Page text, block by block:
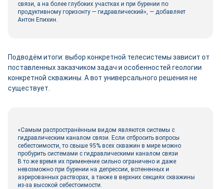
связи, а на более глубоких участках и при бурении по
продуктивному горизонту — гидравлический», — добавляет
Антон Епихин.
Подводём итоги: выбор конкретной телесистемы зависит от
поставленных заказчиком задач и особенностей геологии
конкретной скважины. А вот универсального решения не
существует.
«Самым распространённым видом являются системы с
гидравлическим каналом связи. Если отбросить вопросы
себестоимости, то свыше 95% всех скважин в мире можно
пробурить системами с гидравлическими каналом связи
В то же время их применение сильно ограничено и даже
невозможно при бурении на депрессии, вспененных и
аэрированных растворах, а также в верхних секциях скважины
из-за высокой себестоимости.